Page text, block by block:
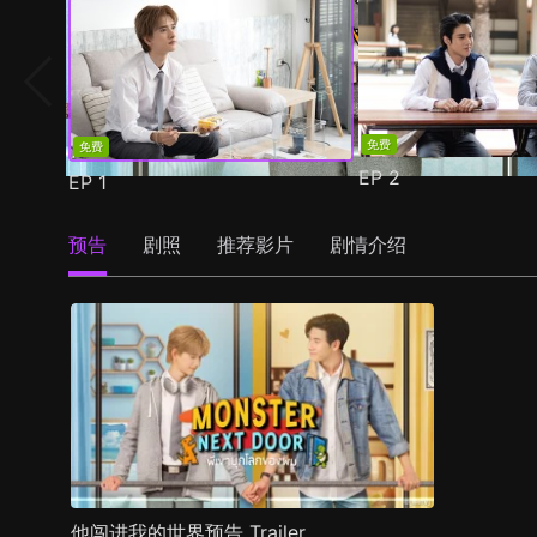
免费
EP1
免费
EP2
预告 剧照 推荐影片 剧情介绍
他闯进我的世界预告 Trailer